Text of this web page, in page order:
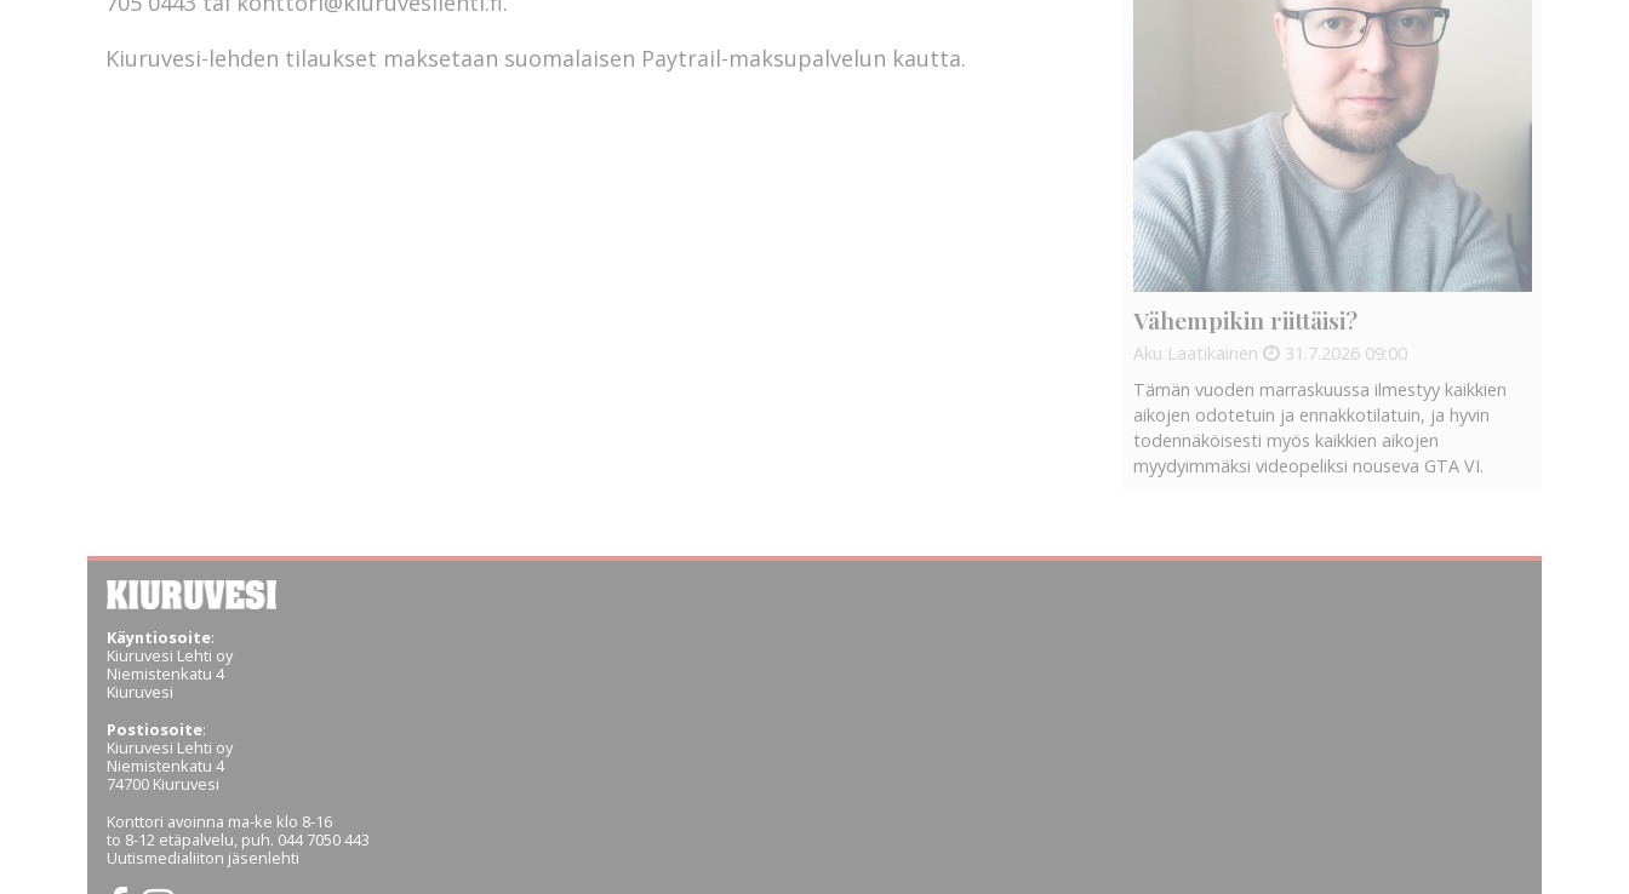
Kiuruvesi-lehden tilaukset maksetaan suomalaisen Paytrail-maksupalvelun kautta.
Vähempikin riittäisi?
Aku Laatikainen 31.7.2026 09:00
Tämän vuoden marraskuussa ilmestyy kaikkien
aikojen odotetuin ja ennakkotilatuin, ja hyvin
todennäköisesti myös kaikkien aikojen
myydyimmäksi videopeliksi nouseva GTA VI.
Käyntiosoite:
Kiuruvesi Lehti oy
Niemistenkatu 4
Kiuruvesi
Postiosoite:
Kiuruvesi Lehti oy
Niemistenkatu 4
74700 Kiuruvesi
Konttori avoinna ma-ke klo 8-16
to 8-12 etäpalvelu, puh. 044 7050 443
Uutismedialiiton jäsenlehti